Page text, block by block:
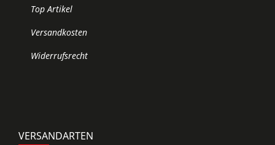
Top Artikel
Versandkosten
Widerrufsrecht
VERSANDARTEN